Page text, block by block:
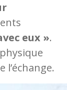
eux ».
l’échange.